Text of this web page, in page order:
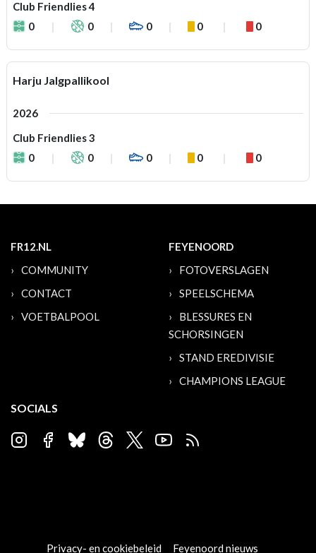
Club Friendlies 4
0
0 0 0 0
Harju Jalgpallikool
2026
Club Friendlies 3
0
0 0 0 0
FR12.NL
COMMUNITY
CONTACT
VOETBALPOOL
FEYENOORD
FOTOVERSLAGEN
SPEELSCHEMA
BLESSURES EN
SCHORSINGEN
STAND EREDIVISIE
CHAMPIONS LEAGUE
SOCIALS
Privacy- en cookiebeleid Feyenoord nieuws